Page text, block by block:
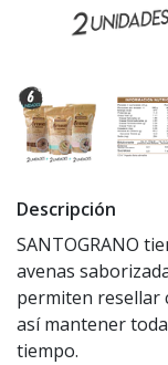
Descripción
SANTOGRANO
avenas
permiten resellar
así mantener
tiempo.